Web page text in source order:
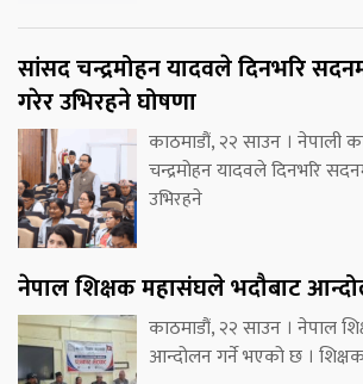
सांसद चन्द्रमोहन यादवले दिनभरि
गरेर उभिरहने घोषणा
काठमाडौं, २२ साउन । नेपाली
चन्द्रमोहन यादवले दिनभरि
उभिरहने
नेपाल शिक्षक महासंघले भदौबाट
काठमाडौं, २२ साउन । नेपाल
आन्दोलन गर्ने भएको छ ।